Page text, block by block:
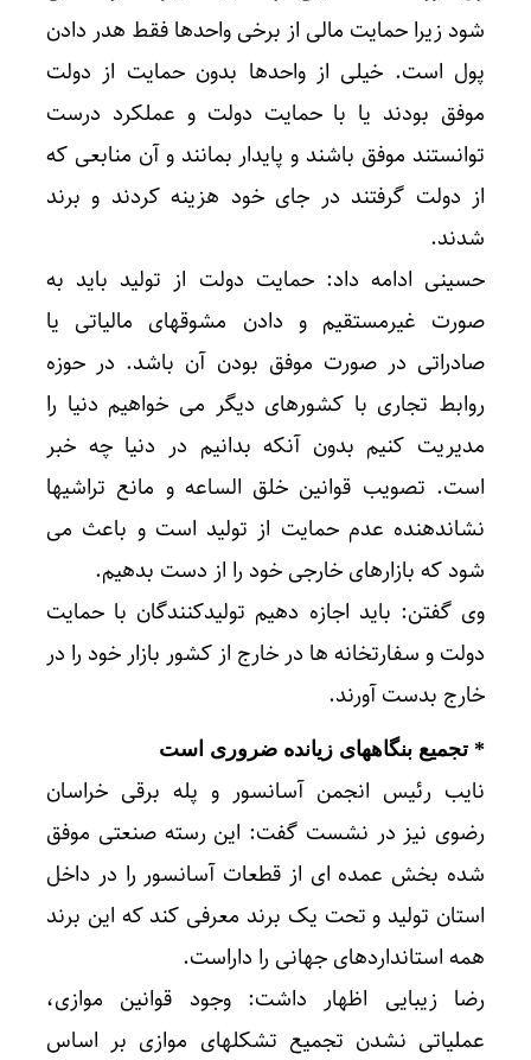
شود زیرا حمایت مالی از برخی واحدها فقط هدر دادن
پول است. خیلی از واحدها بدون حمایت از دولت
موفق بودند یا با حمایت دولت و عملکرد درست
توانستند موفق باشند و پایدار بمانند و آن منابعی که
از دولت گرفتند در جای خود هزینه کردند و برند
شدند.
حسینی ادامه داد: حمایت دولت از تولید باید به
صورت غیرمستقیم و دادن مشوقهای مالیاتی یا
صادراتی در صورت موفق بودن آن باشد. در حوزه
روابط تجاری با کشورهای دیگر می خواهیم دنیا را
مدیریت کنیم بدون آنکه بدانیم در دنیا چه خبر
است. تصویب قوانین خلق الساعه و مانع تراشیها
نشاندهنده عدم حمایت از تولید است و باعث می
شود که بازارهای خارجی خود را از دست بدهیم.
وی گفتن: باید اجازه دهیم تولیدکنندگان با حمایت
دولت و سفارتخانه ها در خارج از کشور بازار خود را در
خارج بدست آورند.
* تجمیع بنگاههای زیانده ضروری است
نایب رئیس انجمن آسانسور و پله برقی خراسان
رضوی نیز در نشست گفت: این رسته صنعتی موفق
شده بخش عمده ای از قطعات آسانسور را در داخل
استان تولید و تحت یک برند معرفی کند که این برند
همه استانداردهای جهانی را داراست.
رضا زیبایی اظهار داشت: وجود قوانین موازی،
عملیاتی نشدن تجمیع تشکلهای موازی بر اساس